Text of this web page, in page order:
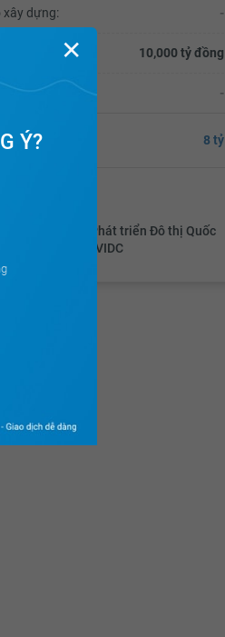
xây dựng: -
vốn đầu tư: 10,000 tỷ đồng
-
8 tỷ
Công ty CP Phát triển Đô thị Quốc
tế Việt Nam VIDC
✕
Ý?